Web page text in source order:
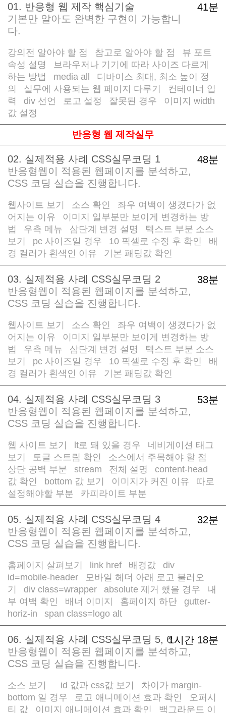
41분
01. 반응형 웹 제작 핵심기술
기본만 알아도 완벽한 구현이 가능합니
다.
강의전 알아야 할 점 참고로 알아야 할 점
뷰 포트
속성 설명
브라우저나 기기에 따라 사이즈 다르게
하는 방법
media all
디바이스 최대, 최소 높이 정
의
실무에 사용되는 웹 페이지 다루기
컨테이너 입
력
div 선언 로고 설정 잘못된 경우
이미지 width
값 설정
반응형 웹 제작실무
48분
02. 실제적용 사례 CSS실무코딩 1
반응형웹이 적용된 웹페이지를 분석하고,
CSS 코딩 실습을 진행합니다.
웹사이트 보기 소스 확인
좌우 여백이 생겼다가 없
어지는 이유
이미지 일부분만 보이게 변경하는 방
법
우측 메뉴 삼단계 변경 설명
텍스트 부분 소스
보기
pc 사이즈일 경우 10 픽셀로 수정 후 확인
배
경 컬러가 흰색인 이유
기본 패딩값 확인
38분
03. 실제적용 사례 CSS실무코딩 2
반응형웹이 적용된 웹페이지를 분석하고,
CSS 코딩 실습을 진행합니다.
웹사이트 보기 소스 확인
좌우 여백이 생겼다가 없
어지는 이유
이미지 일부분만 보이게 변경하는 방
법
우측 메뉴 삼단계 변경 설명
텍스트 부분 소스
보기
pc 사이즈일 경우 10 픽셀로 수정 후 확인
배
경 컬러가 흰색인 이유
기본 패딩값 확인
53분
04. 실제적용 사례 CSS실무코딩 3
반응형웹이 적용된 웹페이지를 분석하고,
CSS 코딩 실습을 진행합니다.
웹 사이트 보기 lt로 돼 있을 경우
네비게이션 태그
보기
토글 스트림 확인 소스에서 주목해야 할 점
상단 공백 부분 stream 전체 설명
content-head
값 확인
bottom 값 보기 이미지가 커진 이유
따로
설정해야할 부분
카피라이트 부분
32분
05. 실제적용 사례 CSS실무코딩 4
반응형웹이 적용된 웹페이지를 분석하고,
CSS 코딩 실습을 진행합니다.
홈페이지 살펴보기 link href 배경값
div
id=mobile-header
모바일 헤더 아래 로고 불러오
기
div class=wrapper absolute 제거 했을 경우
내
부 여백 확인
배너 이미지 홈페이지 하단
gutter-
horiz-in
span class=logo alt
1시간 18분
06. 실제적용 사례 CSS실무코딩 5, 6
반응형웹이 적용된 웹페이지를 분석하고,
CSS 코딩 실습을 진행합니다.
소스 보기 id 값과 css값 보기
차이가 margin-
bottom 일 경우
로고 애니메이션 효과 확인
오퍼시
티 값
이미지 애니메이션 효과 확인 백그라운드 이